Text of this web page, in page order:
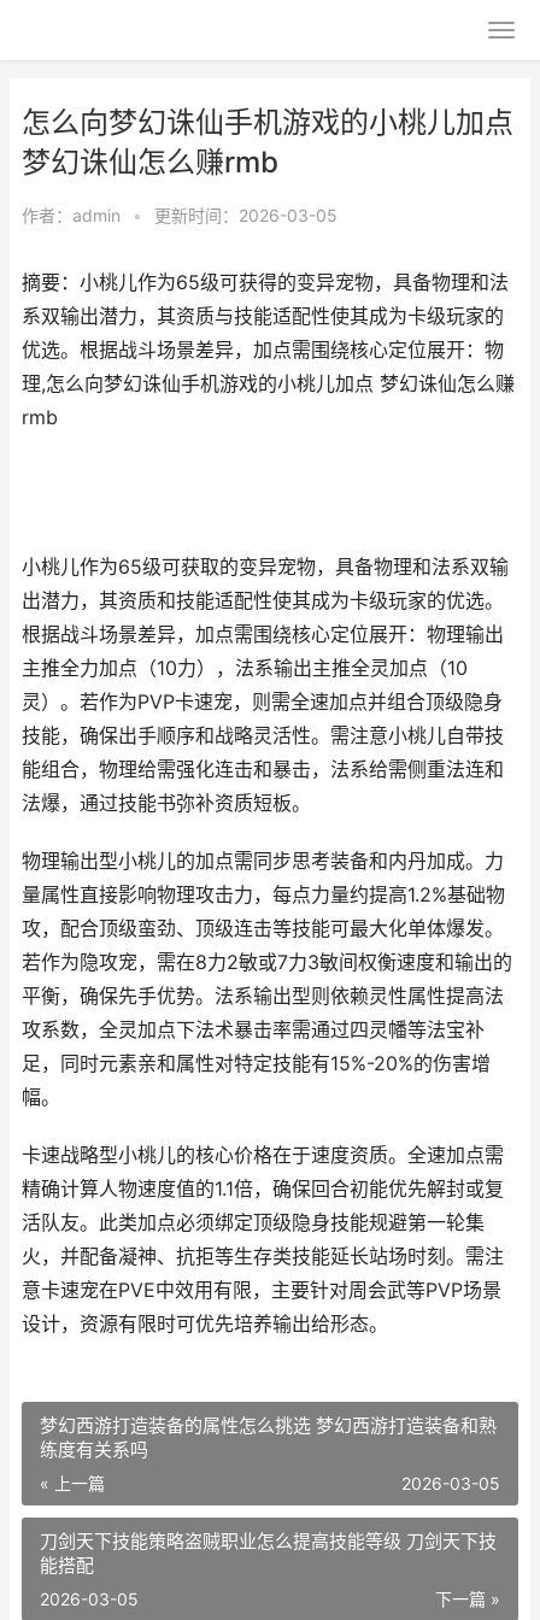
怎么向梦幻诛仙手机游戏的小桃儿加点
梦幻诛仙怎么赚rmb
作者： admin • 更新时间：2026-03-05
摘要：小桃儿作为65级可获得的变异宠物，具备物理和法
系双输出潜力，其资质与技能适配性使其成为卡级玩家的
优选。根据战斗场景差异，加点需围绕核心定位展开：物
理,怎么向梦幻诛仙手机游戏的小桃儿加点 梦幻诛仙怎么赚
rmb
小桃儿作为65级可获取的变异宠物，具备物理和法系双输
出潜力，其资质和技能适配性使其成为卡级玩家的优选。
根据战斗场景差异，加点需围绕核心定位展开：物理输出
主推全力加点（10力），法系输出主推全灵加点（10
灵）。若作为PVP卡速宠，则需全速加点并组合顶级隐身
技能，确保出手顺序和战略灵活性。需注意小桃儿自带技
能组合，物理给需强化连击和暴击，法系给需侧重法连和
法爆，通过技能书弥补资质短板。
物理输出型小桃儿的加点需同步思考装备和内丹加成。力
量属性直接影响物理攻击力，每点力量约提高1.2%基础物
攻，配合顶级蛮劲、顶级连击等技能可最大化单体爆发。
若作为隐攻宠，需在8力2敏或7力3敏间权衡速度和输出的
平衡，确保先手优势。法系输出型则依赖灵性属性提高法
攻系数，全灵加点下法术暴击率需通过四灵幡等法宝补
足，同时元素亲和属性对特定技能有15%-20%的伤害增
幅。
卡速战略型小桃儿的核心价格在于速度资质。全速加点需
精确计算人物速度值的1.1倍，确保回合初能优先解封或复
活队友。此类加点必须绑定顶级隐身技能规避第一轮集
火，并配备凝神、抗拒等生存类技能延长站场时刻。需注
意卡速宠在PVE中效用有限，主要针对周会武等PVP场景
设计，资源有限时可优先培养输出给形态。
梦幻西游打造装备的属性怎么挑选 梦幻西游打造装备和熟
练度有关系吗
« 上一篇 2026-03-05
刀剑天下技能策略盗贼职业怎么提高技能等级 刀剑天下技
能搭配
下一篇 »
2026-03-05